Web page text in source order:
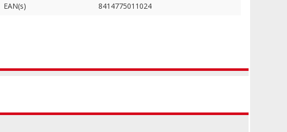
EAN(s)
8414775011024